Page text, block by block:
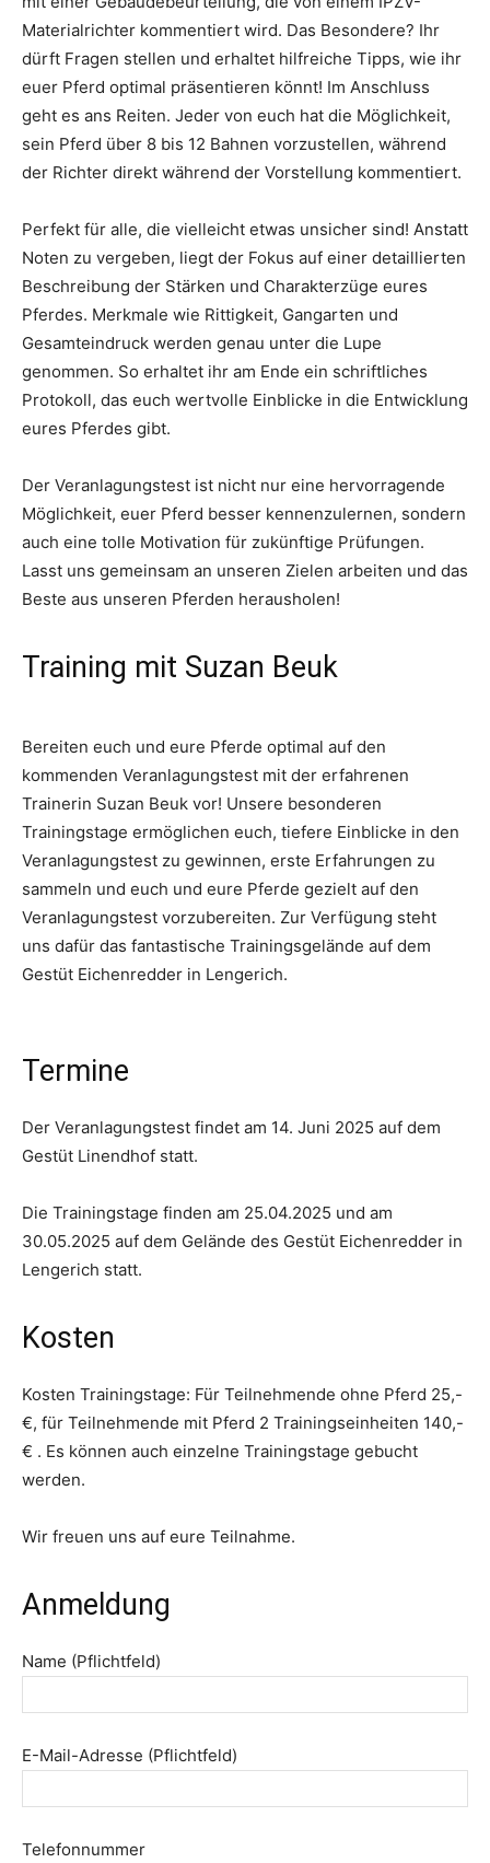
Materialrichter kommentiert wird. Das Besondere? Ihr
dürft Fragen stellen und erhaltet hilfreiche Tipps, wie ihr
euer Pferd optimal präsentieren könnt! Im Anschluss
geht es ans Reiten. Jeder von euch hat die Möglichkeit,
sein Pferd über 8 bis 12 Bahnen vorzustellen, während
der Richter direkt während der Vorstellung kommentiert.
Perfekt für alle, die vielleicht etwas unsicher sind! Anstatt
Noten zu vergeben, liegt der Fokus auf einer detaillierten
Beschreibung der Stärken und Charakterzüge eures
Pferdes. Merkmale wie Rittigkeit, Gangarten und
Gesamteindruck werden genau unter die Lupe
genommen. So erhaltet ihr am Ende ein schriftliches
Protokoll, das euch wertvolle Einblicke in die Entwicklung
eures Pferdes gibt.
Der Veranlagungstest ist nicht nur eine hervorragende
Möglichkeit, euer Pferd besser kennenzulernen, sondern
auch eine tolle Motivation für zukünftige Prüfungen.
Lasst uns gemeinsam an unseren Zielen arbeiten und das
Beste aus unseren Pferden herausholen!
Training mit Suzan Beuk
Bereiten euch und eure Pferde optimal auf den
kommenden Veranlagungstest mit der erfahrenen
Trainerin Suzan Beuk vor! Unsere besonderen
Trainingstage ermöglichen euch, tiefere Einblicke in den
Veranlagungstest zu gewinnen, erste Erfahrungen zu
sammeln und euch und eure Pferde gezielt auf den
Veranlagungstest vorzubereiten. Zur Verfügung steht
uns dafür das fantastische Trainingsgelände auf dem
Gestüt Eichenredder in Lengerich.
Termine
Der Veranlagungstest findet am 14. Juni 2025 auf dem
Gestüt Linendhof statt.
Die Trainingstage finden am 25.04.2025 und am
30.05.2025 auf dem Gelände des Gestüt Eichenredder in
Lengerich statt.
Kosten
Kosten Trainingstage: Für Teilnehmende ohne Pferd 25,-
€, für Teilnehmende mit Pferd 2 Trainingseinheiten 140,-
€ . Es können auch einzelne Trainingstage gebucht
werden.
Wir freuen uns auf eure Teilnahme.
Anmeldung
Name (Pflichtfeld)
E-Mail-Adresse (Pflichtfeld)
Telefonnummer